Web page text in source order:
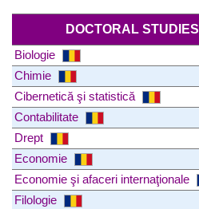
DOCTORAL STUDIES
Biologie
Chimie
Cibernetică şi statistică
Contabilitate
Drept
Economie
Economie şi afaceri internaţionale
Filologie